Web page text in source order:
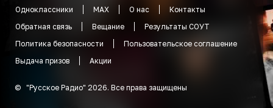
Одноклассники
MAX О нас
Контакты
Обратная связь
Вещание
Результаты СОУТ
Политика безопасности
Пользовательское соглашение
Выдача призов
Акции
© "Русское Радио" 2026. Все права защищены